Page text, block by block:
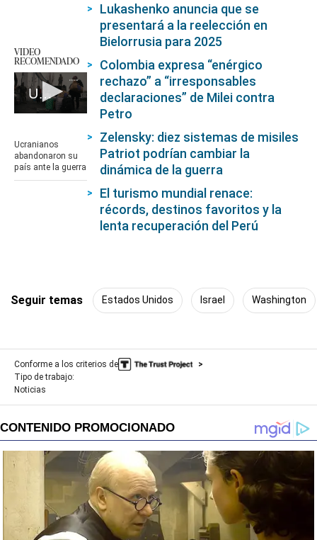
VIDEO
RECOMENDADO
Ucranianos abandonaron su país ante la guerra
of
1
minute,
22
Ucranianos
abandonaron su
país ante la guerra
Lukashenko anuncia que se
presentará a la reelección en
Bielorrusia para 2025
Colombia expresa “enérgico
rechazo” a “irresponsables
declaraciones” de Milei contra
Petro
Zelensky: diez sistemas de misiles
Patriot podrían cambiar la
dinámica de la guerra
El turismo mundial renace:
récords, destinos favoritos y la
lenta recuperación del Perú
Seguir temas Estados Unidos Israel Washington
Conforme a los criterios de
Tipo de trabajo:
Noticias